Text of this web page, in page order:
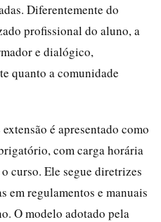
Diferentemente do
profissional do aluno, a
e dialógico,
quanto a comunidade
é apresentado como
com carga horária
curso. Ele segue diretrizes
em regulamentos e manuais
O modelo adotado pela